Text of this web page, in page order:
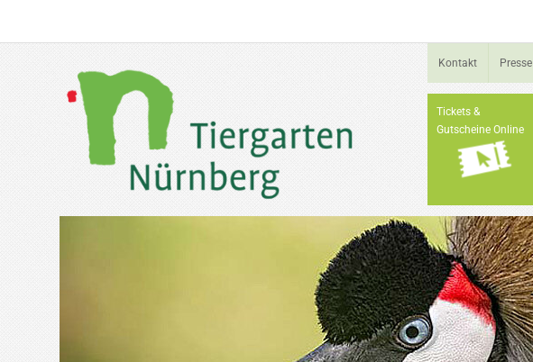
Tickets &
Gutscheine Online
Kontakt Presse